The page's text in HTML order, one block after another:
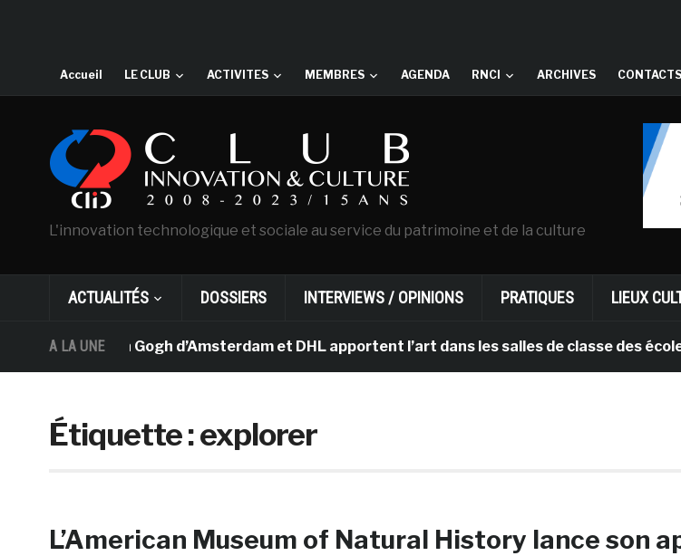
Accueil LE CLUB ACTIVITES MEMBRES AGENDA RNCI ARCHIVES CONTACTS
L'innovation technologique et sociale au service du patrimoine et de la culture
ACTUALITÉS DOSSIERS INTERVIEWS / OPINIONS PRATIQUES LIEUX
A LA UNE
musée Van Gogh d’Amsterdam et DHL apportent l’art dans les salles de classe des écoles
Étiquette :explorer
L’American Museum of Natural History lance son